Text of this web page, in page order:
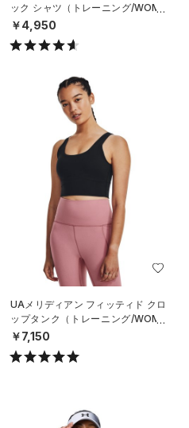
ック シャツ（トレーニング/WOME
N）
￥4,950
UAメリディアン フィッティド クロ
ップタンク（トレーニング/WOME
N）
￥7,150